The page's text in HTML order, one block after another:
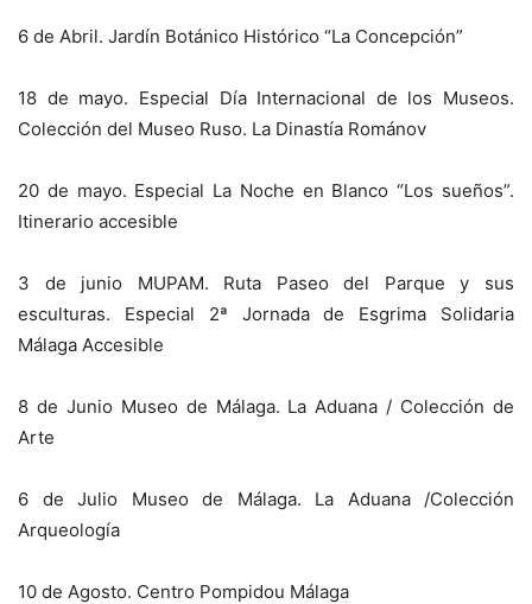
6 de Abril. Jardín Botánico Histórico “La Concepción”
18 de mayo. Especial Día Internacional de los Museos.
Colección del Museo Ruso. La Dinastía Románov
20 de mayo. Especial La Noche en Blanco “Los sueños”.
Itinerario accesible
3 de junio MUPAM. Ruta Paseo del Parque y sus
esculturas. Especial 2ª Jornada de Esgrima Solidaria
Málaga Accesible
8 de Junio Museo de Málaga. La Aduana / Colección de
Arte
6 de Julio Museo de Málaga. La Aduana /Colección
Arqueología
10 de Agosto. Centro Pompidou Málaga